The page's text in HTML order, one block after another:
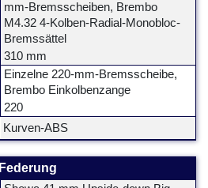
mm-Bremsscheiben, Brembo
M4.32 4-Kolben-Radial-Monobloc-
Bremssättel
310 mm
Einzelne 220-mm-Bremsscheibe,
Brembo Einkolbenzange
220
Kurven-ABS
Federung